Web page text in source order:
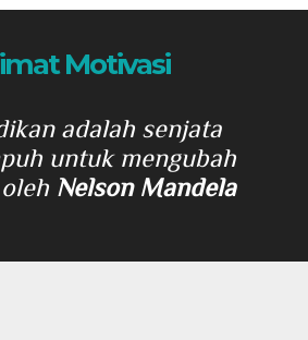
Motivasi
adalah senjata
untuk mengubah
Nelson Mandela